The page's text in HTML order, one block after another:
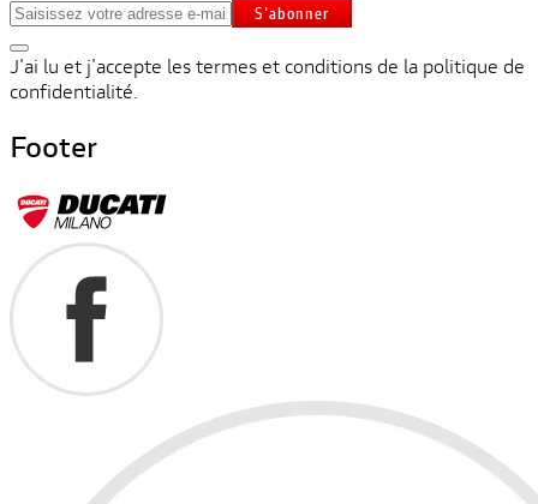
S'abonner
J'ai lu et j'accepte les termes et conditions de la politique de
confidentialité.
Footer